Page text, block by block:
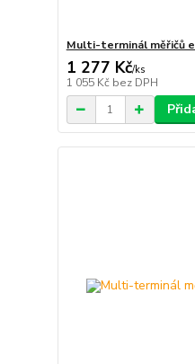
Multi-terminál měřičů
1 277 Kč/ks
1 055 Kč bez DPH